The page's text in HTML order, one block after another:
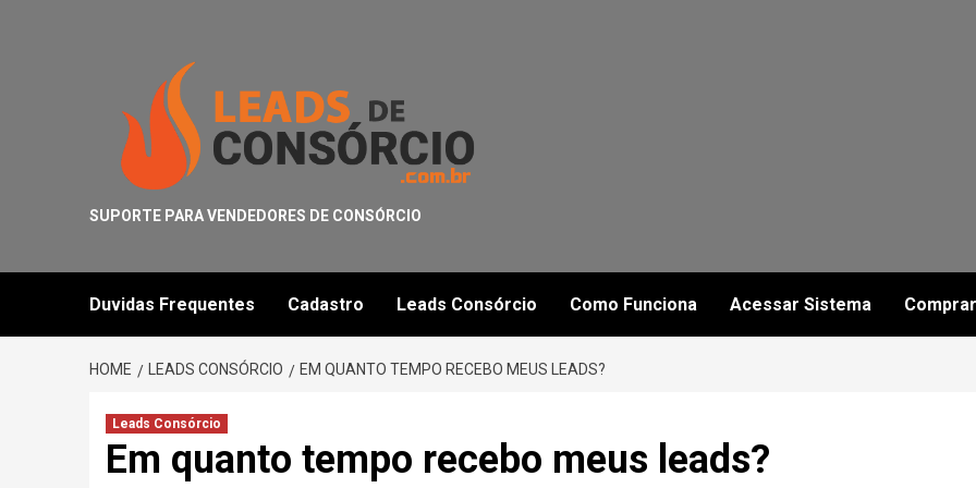
SUPORTE PARA VENDEDORES DE CONSÓRCIO
Duvidas Frequentes Cadastro Leads Consórcio Como Funciona Acessar Sistema
HOME LEADS CONSÓRCIO EM QUANTO TEMPO RECEBO MEUS LEADS?
Leads Consórcio
Em quanto tempo recebo meus leads?